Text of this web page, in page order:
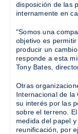
disposición de las
internamente en
"Somos una
objetivo es
producir un
responde a esta
Tony Bates,
Otras
Internacional de la
su interés por las
sobre el terreno.
medida del papel
reunificación, por